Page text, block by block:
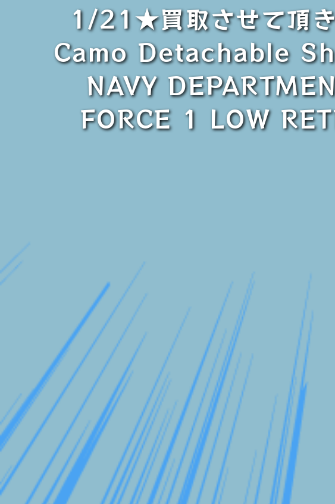
1/21★買取させて頂
Camo Detachable
NAVY
FORCE 1 LOW